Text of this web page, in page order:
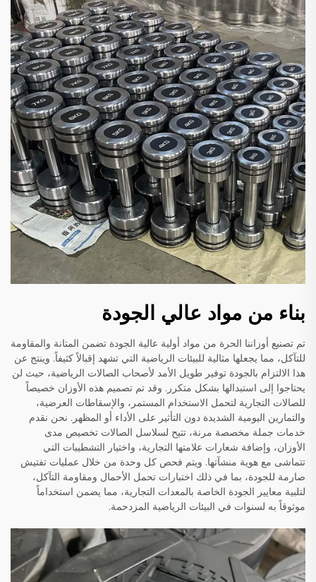
بناء من مواد عالي الجودة
تم تصنيع أوزاننا الحرة من مواد أولية عالية الجودة تضمن المتانة والمقاومة
للتآكل، مما يجعلها مثالية للبيئات الرياضية التي تشهد إقبالاً كثيفاً. وينتج عن
هذا الالتزام بالجودة توفير طويل الأمد لأصحاب الصالات الرياضية، حيث لن
يحتاجوا إلى استبدالها بشكل متكرر. وقد تم تصميم هذه الأوزان خصيصاً
للصالات التجارية لتحمل الاستخدام المستمر، والإسقاطات العرضية،
والتمارين اليومية الشديدة دون التأثير على الأداء أو المظهر. نحن نقدم
خدمات جملة مخصصة مرنة، تتيح لسلاسل الصالات تخصيص مدى
الأوزان، وإضافة شعارات علامتها التجارية، واختيار التشطيبات التي
تتماشى مع هوية منشآتها. ويتم فحص كل وحدة من خلال عمليات تفتيش
صارمة للجودة، بما في ذلك اختبارات تحمل الأحمال ومقاومة التآكل،
لتلبية معايير الجودة الخاصة بالمعدات التجارية، مما يضمن استخداماً
موثوقاً به لسنوات في البيئات الرياضية المزدحمة.